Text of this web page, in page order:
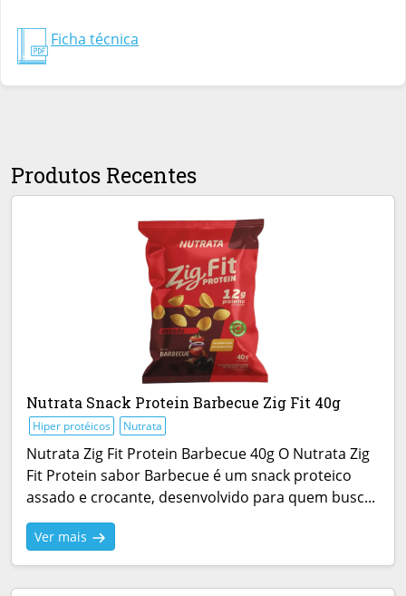
Ficha técnica
Produtos Recentes
Nutrata Snack Protein Barbecue Zig Fit 40g
Hiper protéicos Nutrata
Nutrata Zig Fit Protein Barbecue 40g O Nutrata Zig
Fit Protein sabor Barbecue é um snack proteico
assado e crocante, desenvolvido para quem busc...
Ver mais